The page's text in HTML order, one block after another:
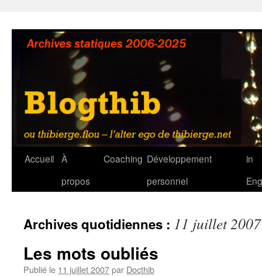
contenu
Accueil À
propos
Coaching Développement
personnel
in
Archives quotidiennes : 11 juillet 2007
Les mots oubliés
Publié le 11 juillet 2007par Docthib